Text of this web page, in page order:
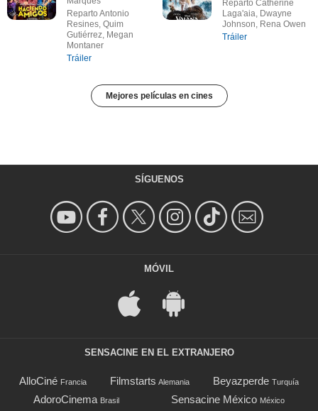
Reparto Antonio
Resines, Quim
Gutiérrez, Megan
Montaner
Tráiler
Reparto Catherine
Laga'aia, Dwayne
Johnson, Rena Owen
Tráiler
Mejores películas en cines
SÍGUENOS
MÓVIL
SENSACINE EN EL EXTRANJERO
AlloCiné Francia Filmstarts Alemania Beyazperde Turquía
AdoroCinema Brasil Sensacine México México